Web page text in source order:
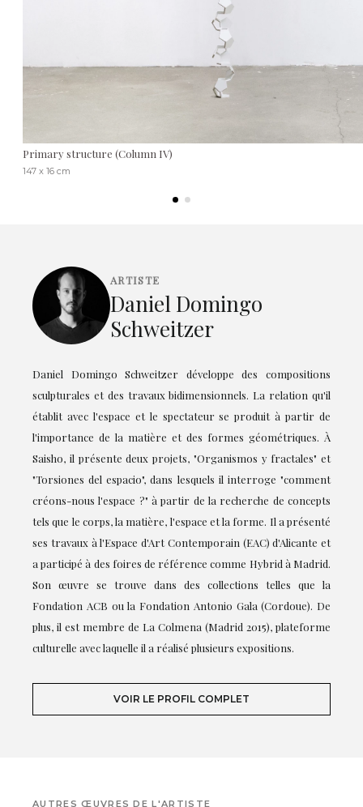
Primary structure (Column IV)
147 x 16 cm
ARTISTE
Daniel Domingo
Schweitzer
Daniel Domingo Schweitzer développe des compositions
sculpturales et des travaux bidimensionnels. La relation qu'il
établit avec l'espace et le spectateur se produit à partir de
l'importance de la matière et des formes géométriques. À
Saisho, il présente deux projets, "Organismos y fractales" et
"Torsiones del espacio", dans lesquels il interroge "comment
créons-nous l'espace ?" à partir de la recherche de concepts
tels que le corps, la matière, l'espace et la forme. Il a présenté
ses travaux à l'Espace d'Art Contemporain (EAC) d'Alicante et
a participé à des foires de référence comme Hybrid à Madrid.
Son œuvre se trouve dans des collections telles que la
Fondation ACB ou la Fondation Antonio Gala (Cordoue). De
plus, il est membre de La Colmena (Madrid 2015), plateforme
culturelle avec laquelle il a réalisé plusieurs expositions.
VOIR LE PROFIL COMPLET
AUTRES ŒUVRES DE L'ARTISTE